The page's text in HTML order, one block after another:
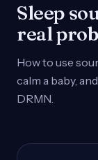
Sleep
real
How to use
calm a baby,
DRMN.